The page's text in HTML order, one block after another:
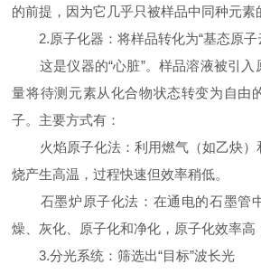
的前提，因为它几乎只被样品中同种元素
2.原子化器：将样品转化为“基态原子
这是仪器的“心脏”。样品溶液被引入
量将待测元素从化合物状态转变为自由
子。主要方式有：
火焰原子化法：利用燃气（如乙炔）
烧产生高温，过程快速但效率稍低。
石墨炉原子化法：在通电的石墨管
燥、灰化、原子化和净化，原子化效率高
3.分光系统：筛选出“目标”波长光